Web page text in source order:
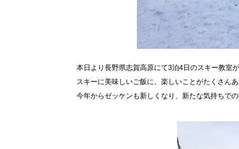
本日より長野県志賀高原にて3泊4日のスキー教室が
スキーに美味しいご飯に、楽しいことがたくさん
今年からゼッケンも新しくなり、新たな気持ちで